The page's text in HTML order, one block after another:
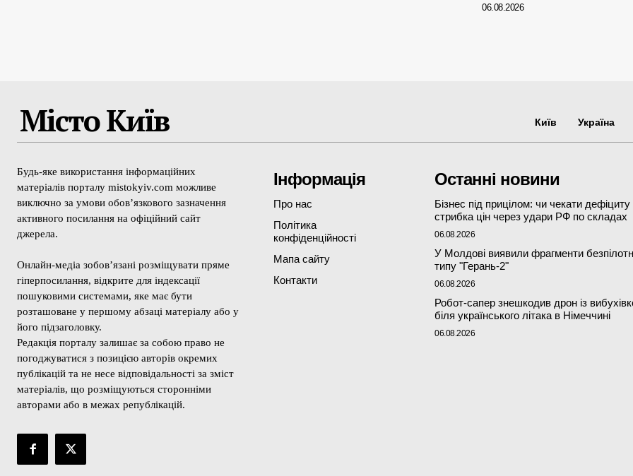
06.08.2026
Місто Київ Київ Україна
Будь-яке використання інформаційних
матеріалів порталу mistokyiv.com можливе
виключно за умови обов’язкового зазначення
активного посилання на офіційний сайт
джерела.
Онлайн-медіа зобов’язані розміщувати пряме
гіперпосилання, відкрите для індексації
пошуковими системами, яке має бути
розташоване у першому абзаці матеріалу або у
його підзаголовку.
Редакція порталу залишає за собою право не
погоджуватися з позицією авторів окремих
публікацій та не несе відповідальності за зміст
матеріалів, що розміщуються сторонніми
авторами або в межах републікацій.
Інформація
Про нас
Політика
конфіденційності
Мапа сайту
Контакти
Останні новини
Бізнес під прицілом: чи чекати дефіциту
стрибка цін через удари РФ по складах
06.08.2026
У Молдові виявили фрагменти
типу "Герань-2"
06.08.2026
Робот-сапер знешкодив дрон із
біля українського літака в Німеччині
06.08.2026